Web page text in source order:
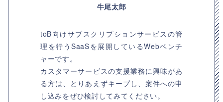
牛尾太郎
toB向けサブスクリプションサービスの管
理を行うSaaSを展開しているWebベンチ
ャーです。
カスタマーサービスの支援業務に興味があ
る方は、とりあえずキープし、案件への申
し込みをぜひ検討してみてください。